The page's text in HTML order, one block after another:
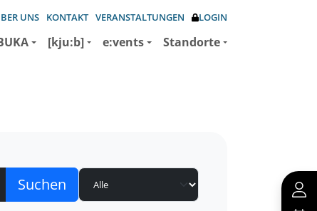
UNS KONTAKT VERANSTALTUNGEN LOGIN
[kju:b] e:vents Standorte